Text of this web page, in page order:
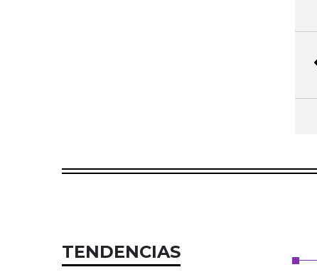
TENDENCIAS